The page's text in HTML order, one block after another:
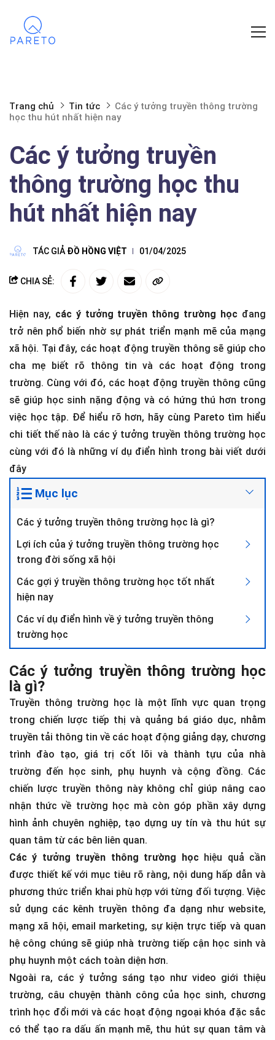
Trang chủ Tin tức
Các ý tưởng truyền thông trường
học thu hút nhất hiện nay
Các ý tưởng truyền
thông trường học thu
hút nhất hiện nay
TÁC GIẢ ĐỒ HỒNG VIỆT 01/04/2025
CHIA SẺ:
Hiện nay, các ý tưởng truyền thông trường học đang
trở nên phổ biến nhờ sự phát triển mạnh mẽ của mạng
xã hội. Tại đây, các hoạt động truyền thông sẽ giúp cho
cha mẹ biết rõ thông tin và các hoạt động trong
trường. Cùng với đó, các hoạt động truyền thông cũng
sẽ giúp học sinh nặng động và có hứng thú hơn trong
việc học tập. Để hiểu rõ hơn, hãy cùng Pareto tìm hiểu
chi tiết thế nào là các ý tưởng truyền thông trường học
cùng với đó là những ví dụ điển hình trong bài viết dưới
đây
Mục lục
Các ý tưởng truyền thông trường học là gì?
Lợi ích của ý tưởng truyền thông trường học
trong đời sống xã hội
Các gợi ý truyền thông trường học tốt nhất
hiện nay
Các ví dụ điển hình về ý tưởng truyền thông
trường học
Các ý tưởng truyền thông trường học
là gì?
Truyền thông trường học là một lĩnh vực quan trọng
trong chiến lược tiếp thị và quảng bá giáo dục, nhằm
truyền tải thông tin về các hoạt động giảng dạy, chương
trình đào tạo, giá trị cốt lõi và thành tựu của nhà
trường đến học sinh, phụ huynh và cộng đồng. Các
chiến lược truyền thông này không chỉ giúp nâng cao
nhận thức về trường học mà còn góp phần xây dựng
hình ảnh chuyên nghiệp, tạo dựng uy tín và thu hút sự
quan tâm từ các bên liên quan.
Các ý tưởng truyền thông trường họchiệu quả cần
được thiết kế với mục tiêu rõ ràng, nội dung hấp dẫn và
phương thức triển khai phù hợp với từng đối tượng. Việc
sử dụng các kênh truyền thông đa dạng như website,
mạng xã hội, email marketing, sự kiện trực tiếp và quan
hệ công chúng sẽ giúp nhà trường tiếp cận học sinh và
phụ huynh một cách toàn diện hơn.
Ngoài ra, các ý tưởng sáng tạo như video giới thiệu
trường, câu chuyện thành công của học sinh, chương
trình học đổi mới và các hoạt động ngoại khóa đặc sắc
có thể tạo ra dấu ấn mạnh mẽ, thu hút sự quan tâm và